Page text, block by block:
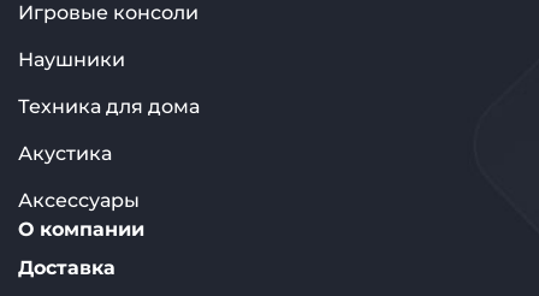
Игровые консоли
Наушники
Техника для дома
Акустика
Аксессуары
О компании
Доставка